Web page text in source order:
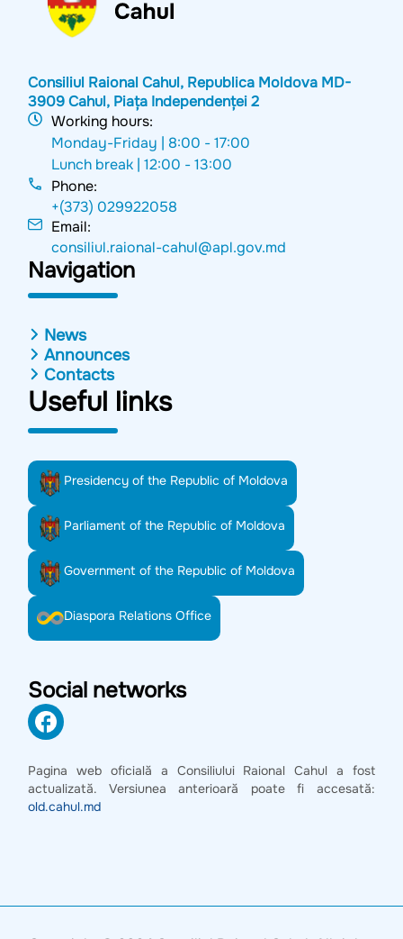
Consiliul Raional Cahul, Republica Moldova MD-
3909 Cahul, Piața Independenței 2
Working hours:
Monday-Friday | 8:00 - 17:00
Lunch break |12:00 - 13:00
Phone:
+(373) 029922058
Email:
consiliul.raional-cahul@apl.gov.md
Navigation
News
Announces
Contacts
Useful links
Presidency of the Republic of Moldova
Parliament of the Republic of Moldova
Government of the Republic of Moldova
Diaspora Relations Office
Social networks
Pagina web oficială a Consiliului Raional Cahul a fost
actualizată. Versiunea anterioară poate fi accesată:
old.cahul.md